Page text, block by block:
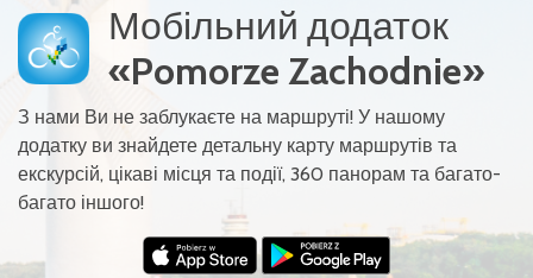
Мобільний додаток
«Pomorze Zachodnie»
З нами Ви не заблукаєте на маршруті! У нашому
додатку ви знайдете детальну карту маршрутів та
екскурсій, цікаві місця та події, 360 панорам та багато-
багато іншого!